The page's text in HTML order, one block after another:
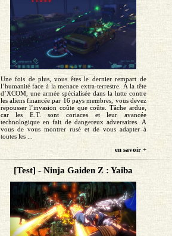
Une fois de plus, vous êtes le dernier rempart de
l’humanité face à la menace extra-terrestre. À la tête
d’XCOM, une armée spécialisée dans la lutte contre
les aliens financée par 16 pays membres, vous devez
repousser l’invasion coûte que coûte. Tâche ardue,
car les E.T. sont coriaces et leur avancée
technologique en fait de dangereux adversaires. A
vous de vous montrer rusé et de vous adapter à
toutes les ...
en savoir +
[Test] - Ninja Gaiden Z : Yaiba